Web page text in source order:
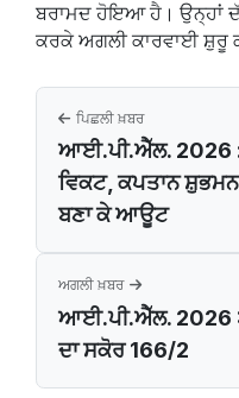
ਬਰਾਮਦ ਹੋਇਆ ਹੈ। ਉਨ੍ਹਾਂ
ਕਰਕੇ ਅਗਲੀ ਕਾਰਵਾਈ ਸ਼ੁਰੂ
ਪਿਛਲੀ ਖ਼ਬਰ
ਆਈ.ਪੀ.ਐੱਲ. 2026 :
ਵਿਕਟ, ਕਪਤਾਨ
ਬਣਾ ਕੇ ਆਊਟ
ਅਗਲੀ ਖ਼ਬਰ
ਆਈ.ਪੀ.ਐੱਲ. 2026 :
ਦਾ ਸਕੋਰ 166/2